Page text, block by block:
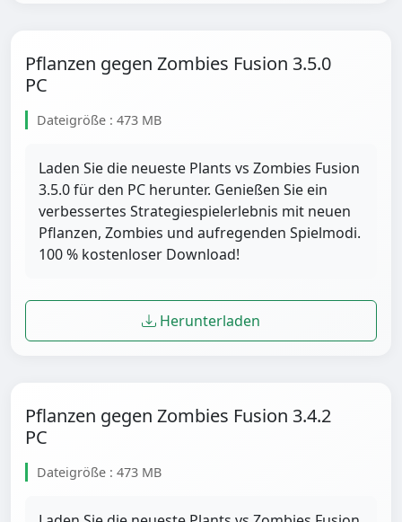
Pflanzen gegen Zombies Fusion 3.5.0
PC
Dateigröße : 473 MB
Laden Sie die neueste Plants vs Zombies Fusion
3.5.0 für den PC herunter. Genießen Sie ein
verbessertes Strategiespielerlebnis mit neuen
Pflanzen, Zombies und aufregenden Spielmodi.
100 % kostenloser Download!
Herunterladen
Pflanzen gegen Zombies Fusion 3.4.2
PC
Dateigröße : 473 MB